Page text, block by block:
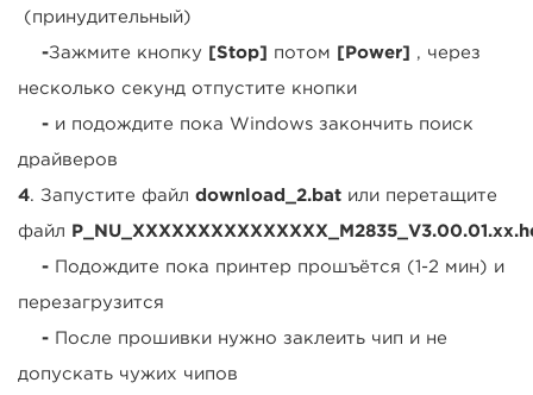
(принудительный)
-Зажмите кнопку [Stop] потом [Power] , через
несколько секунд отпустите кнопки
- и подождите пока Windows закончить поиск
драйверов
4. Запустите файл download_2.bat или перетащите
файл
- Подождите пока принтер прошъётся (1-2 мин) и
перезагрузится
- После прошивки нужно заклеить чип и не
допускать чужих чипов